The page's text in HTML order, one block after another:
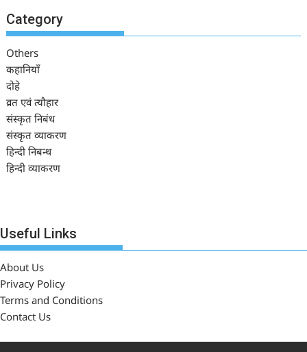
Category
Others
कहानियाँ
दोहे
व्रत एवं त्यौहार
संस्कृत निबंध
संस्कृत व्याकरण
हिन्दी निबन्ध
हिन्दी व्याकरण
Useful Links
About Us
Privacy Policy
Terms and Conditions
Contact Us